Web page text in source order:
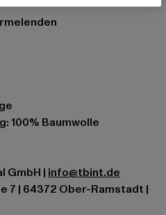
100% Baumwolle
GmbH | info@tbint.de
7 | 64372 Ober-Ramstadt |